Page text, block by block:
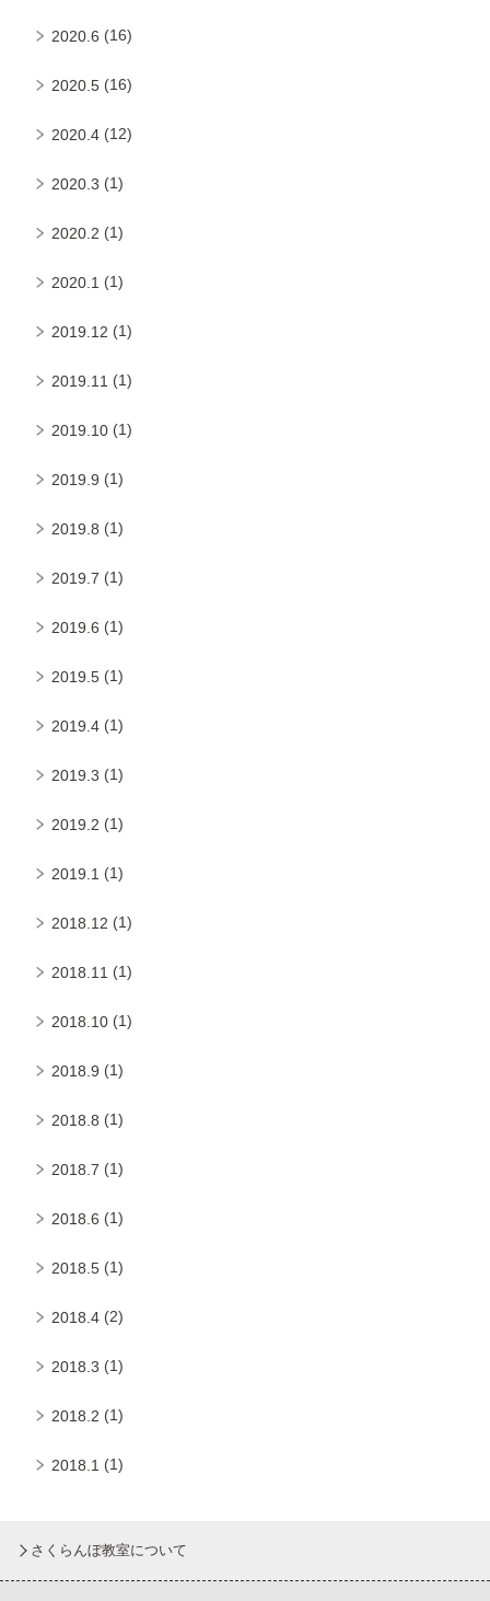
2020.6 (16)
2020.5 (16)
2020.4 (12)
2020.3 (1)
2020.2 (1)
2020.1 (1)
2019.12 (1)
2019.11 (1)
2019.10 (1)
2019.9 (1)
2019.8 (1)
2019.7 (1)
2019.6 (1)
2019.5 (1)
2019.4 (1)
2019.3 (1)
2019.2 (1)
2019.1 (1)
2018.12 (1)
2018.11 (1)
2018.10 (1)
2018.9 (1)
2018.8 (1)
2018.7 (1)
2018.6 (1)
2018.5 (1)
2018.4 (2)
2018.3 (1)
2018.2 (1)
2018.1 (1)
さくらんぼ教室について